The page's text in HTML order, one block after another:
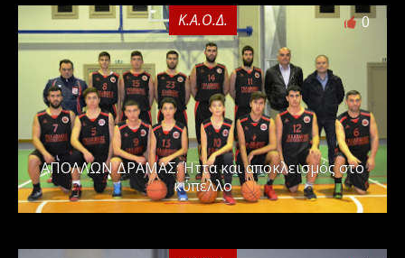
Κ.Α.Ο.Δ. 0
ΑΠΟΛΛΩΝ ΔΡΑΜΑΣ: Ήττα και αποκλεισμός στο
κύπελλο